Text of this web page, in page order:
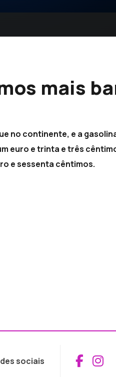
mais
no continente, e a
euro e trinta e três
e sessenta cêntimos.
sociais